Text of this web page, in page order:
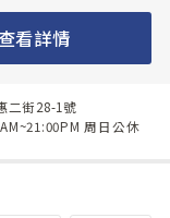
查看詳情
二街28-1號
周日公休